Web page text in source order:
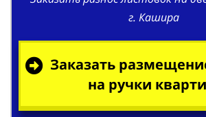
г. Кашира
Заказать
на ручки